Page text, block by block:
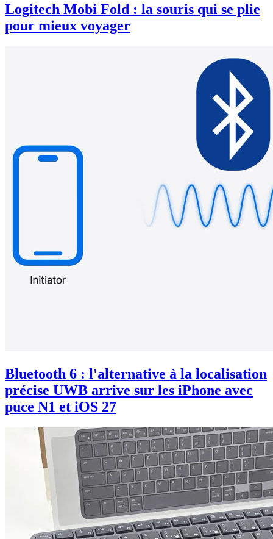
Logitech Mobi Fold : la souris qui se plie
pour mieux voyager
Bluetooth 6 : l'alternative à la localisation
précise UWB arrive sur les iPhone avec
puce N1 et iOS 27